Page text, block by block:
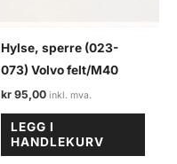
Hylse, sperre (023-
073) Volvo felt/M40
kr 95,00
LEGG I
HANDLEKURV